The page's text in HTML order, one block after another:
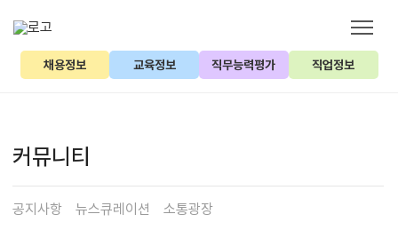
채용정보 교육정보 직무능력평가 직업정보
커뮤니티
공지사항 뉴스큐레이션 소통광장